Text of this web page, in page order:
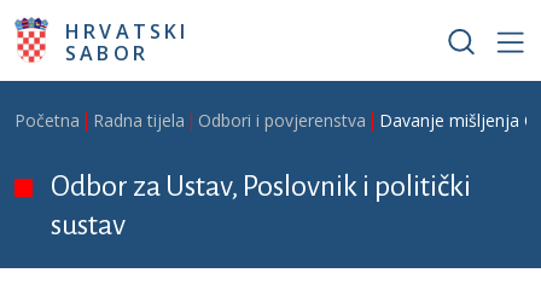
Skoči na glavni sadržaj
HRVATSKI
SABOR
Breadcrumb
Početna Radna tijela Odbori i povjerenstva Davanje mišljenja
Odbor za Ustav, Poslovnik i politički
sustav